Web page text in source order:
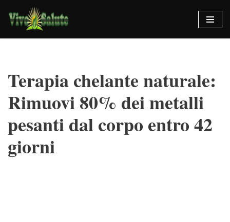
Vai
al
Terapia chelante naturale:
Rimuovi 80% dei metalli
pesanti dal corpo entro 42
giorni